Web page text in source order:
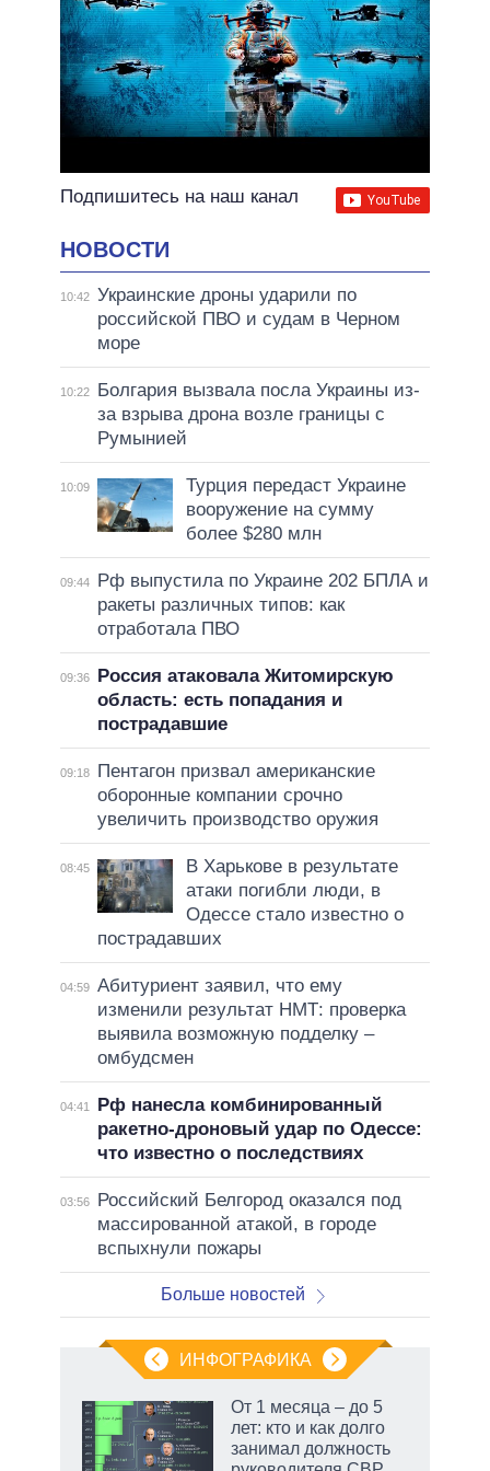
Подпишитесь на наш канал
НОВОСТИ
10:42 Украинские дроны ударили по
российской ПВО и судам в Черном
море
10:22
Болгария вызвала посла Украины из-
за взрыва дрона возле границы с
Румынией
10:09
Турция передаст Украине
вооружение на сумму
более $280 млн
09:44
Рф выпустила по Украине 202 БПЛА и
ракеты различных типов: как
отработала ПВО
09:36
Россия атаковала Житомирскую
область: есть попадания и
пострадавшие
09:18
Пентагон призвал американские
оборонные компании срочно
увеличить производство оружия
08:45
В Харькове в результате
атаки погибли люди, в
Одессе стало известно о
пострадавших
04:59 Абитуриент заявил, что ему
изменили результат НМТ: проверка
выявила возможную подделку –
омбудсмен
04:41
Рф нанесла комбинированный
ракетно-дроновый удар по Одессе:
что известно о последствиях
03:56
Российский Белгород оказался под
массированной атакой, в городе
вспыхнули пожары
Больше новостей
ИНФОГРАФИКА
От 1 месяца – до 5
лет: кто и как долго
занимал должность